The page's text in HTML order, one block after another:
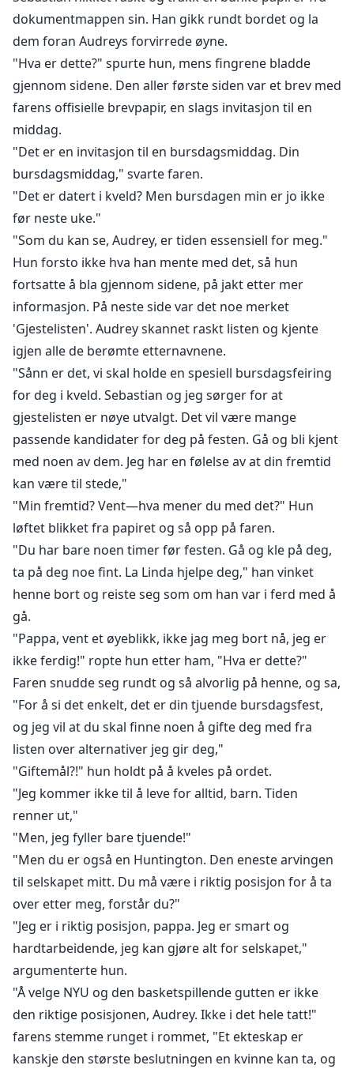
dokumentmappen sin. Han gikk rundt bordet og la
dem foran Audreys forvirrede øyne.
"Hva er dette?" spurte hun, mens fingrene bladde
gjennom sidene. Den aller første siden var et brev med
farens offisielle brevpapir, en slags invitasjon til en
middag.
"Det er en invitasjon til en bursdagsmiddag. Din
bursdagsmiddag," svarte faren.
"Det er datert i kveld? Men bursdagen min er jo ikke
før neste uke."
"Som du kan se, Audrey, er tiden essensiell for meg."
Hun forsto ikke hva han mente med det, så hun
fortsatte å bla gjennom sidene, på jakt etter mer
informasjon. På neste side var det noe merket
'Gjestelisten'. Audrey skannet raskt listen og kjente
igjen alle de berømte etternavnene.
"Sånn er det, vi skal holde en spesiell bursdagsfeiring
for deg i kveld. Sebastian og jeg sørger for at
gjestelisten er nøye utvalgt. Det vil være mange
passende kandidater for deg på festen. Gå og bli kjent
med noen av dem. Jeg har en følelse av at din fremtid
kan være til stede,"
"Min fremtid? Vent—hva mener du med det?" Hun
løftet blikket fra papiret og så opp på faren.
"Du har bare noen timer før festen. Gå og kle på deg,
ta på deg noe fint. La Linda hjelpe deg," han vinket
henne bort og reiste seg som om han var i ferd med å
gå.
"Pappa, vent et øyeblikk, ikke jag meg bort nå, jeg er
ikke ferdig!" ropte hun etter ham, "Hva er dette?"
Faren snudde seg rundt og så alvorlig på henne, og sa,
"For å si det enkelt, det er din tjuende bursdagsfest,
og jeg vil at du skal finne noen å gifte deg med fra
listen over alternativer jeg gir deg,"
"Giftemål?!" hun holdt på å kveles på ordet.
"Jeg kommer ikke til å leve for alltid, barn. Tiden
renner ut,"
"Men, jeg fyller bare tjuende!"
"Men du er også en Huntington. Den eneste arvingen
til selskapet mitt. Du må være i riktig posisjon for å ta
over etter meg, forstår du?"
"Jeg er i riktig posisjon, pappa. Jeg er smart og
hardtarbeidende, jeg kan gjøre alt for selskapet,"
argumenterte hun.
"Å velge NYU og den basketspillende gutten er ikke
den riktige posisjonen, Audrey. Ikke i det hele tatt!"
farens stemme runget i rommet, "Et ekteskap er
kanskje den største beslutningen en kvinne kan ta, og